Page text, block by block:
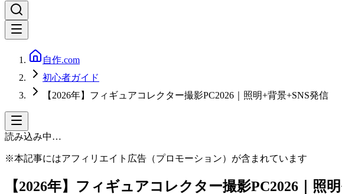
自作.com
初心者ガイド
【2026年】フィギュアコレクター撮影PC2026｜照明+背景+SNS発信
読み込み中…
※本記事にはアフィリエイト広告（プロモーション）が含まれています
【2026年】フィギュアコレクター撮影PC2026｜照